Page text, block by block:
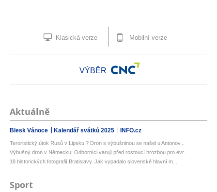
Klasická verze Mobilní verze
VÝBĚR
Aktuálně
Blesk Vánoce Kalendář svátků 2025 INFO.cz
Teroristický útok Rusů v Lipsku!? Dron s výbušninou se našel u Antonov...
Výbušný dron v Německu: Odborníci varují před rostoucí hrozbou pro evr...
18 historických fotografií Bratislavy. Jak vypadalo slovenské hlavní m...
Sport